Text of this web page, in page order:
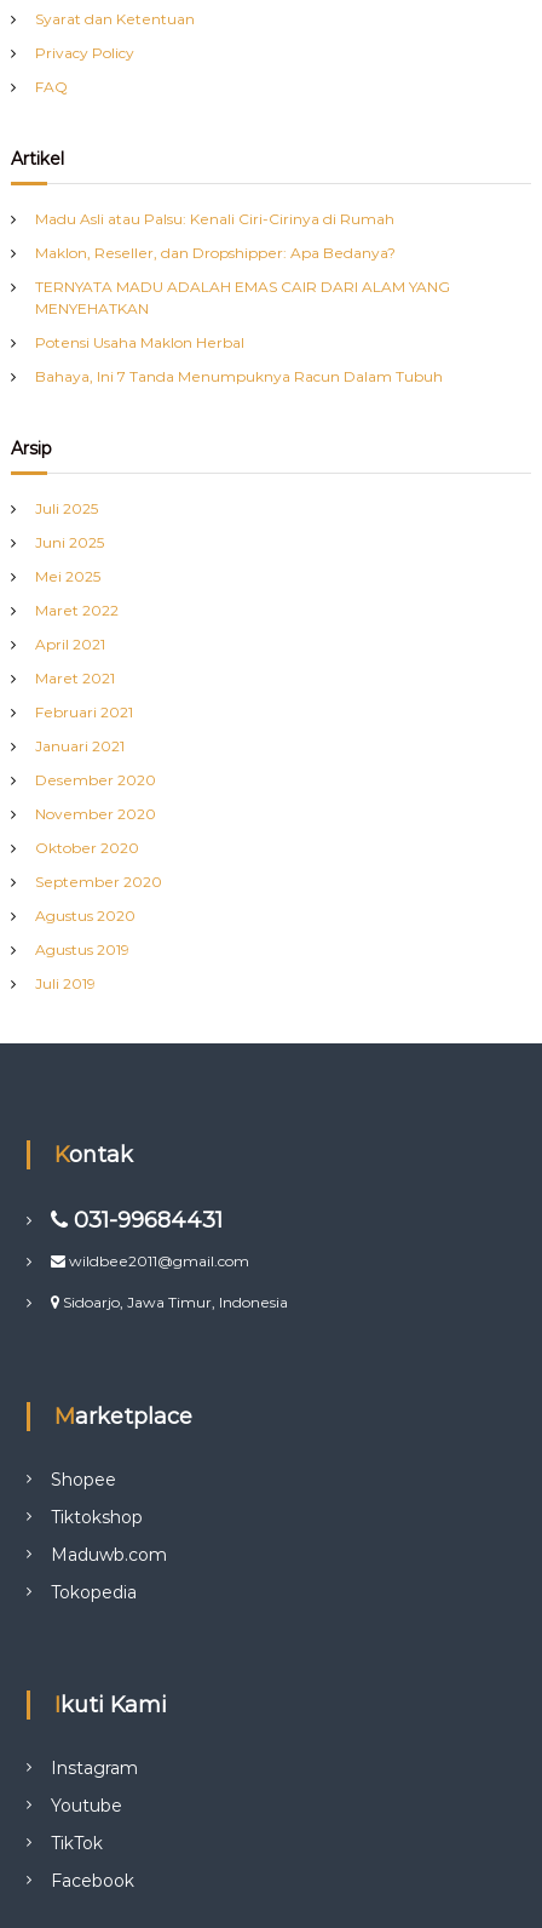
Syarat dan Ketentuan
Privacy Policy
FAQ
Artikel
Madu Asli atau Palsu: Kenali Ciri-Cirinya di Rumah
Maklon, Reseller, dan Dropshipper: Apa Bedanya?
TERNYATA MADU ADALAH EMAS CAIR DARI ALAM YANG
MENYEHATKAN
Potensi Usaha Maklon Herbal
Bahaya, Ini 7 Tanda Menumpuknya Racun Dalam Tubuh
Arsip
Juli 2025
Juni 2025
Mei 2025
Maret 2022
April 2021
Maret 2021
Februari 2021
Januari 2021
Desember 2020
November 2020
Oktober 2020
September 2020
Agustus 2020
Agustus 2019
Juli 2019
Kontak
031-99684431
wildbee2011@gmail.com
Sidoarjo, Jawa Timur, Indonesia
Marketplace
Shopee
Tiktokshop
Maduwb.com
Tokopedia
Ikuti Kami
Instagram
Youtube
TikTok
Facebook